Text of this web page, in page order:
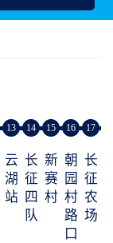
13
云
湖
站
14
长
征
四
队
15
新
赛
村
16
朝
园
村
路
口
17
长
征
农
场